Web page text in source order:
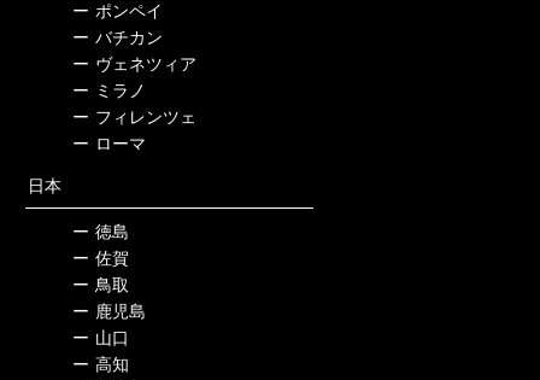
ー ポンペイ
ー バチカン
ー ヴェネツィア
ー ミラノ
ー フィレンツェ
ー ローマ
日本
ー 徳島
ー 佐賀
ー 鳥取
ー 鹿児島
ー 山口
ー 高知